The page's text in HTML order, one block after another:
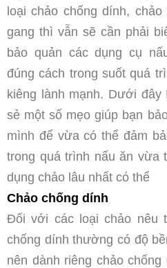
loại chảo chống dính,
gang thì vẫn sẽ cần phải
bảo quản các dụng cụ
đúng cách trong suốt quá
kiêng lành mạnh. Dưới đây
sẻ một số mẹo giúp bạn
mình để vừa có thể đảm
trong quá trình nấu ăn
dụng chảo lâu nhất có thể
Chảo chống dính
Đối với các loại chảo nêu
chống dính thường có độ
nên dành riêng chảo